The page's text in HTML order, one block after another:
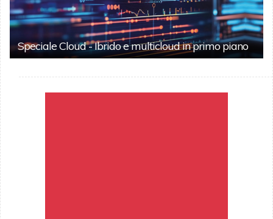
Speciale Cloud - Ibrido e multicloud in primo piano